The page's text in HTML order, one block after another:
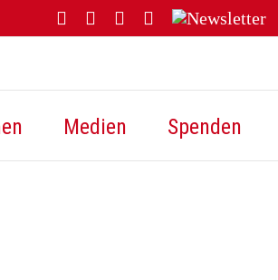
FacebookYouTubeInstagram
Threads
Newsletter
Medien Spenden